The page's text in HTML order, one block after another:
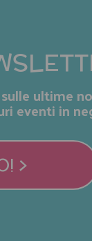
ultime
eventi in
>